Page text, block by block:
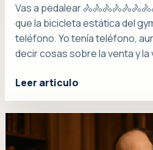
Vas a pedalear
que la bicicleta estática del
teléfono. Yo tenía teléfono,
decir cosas sobre la venta y la
Leer articulo